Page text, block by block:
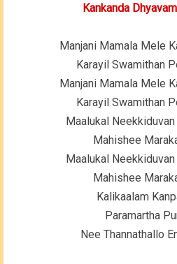
Kankanda
Manjani Mamala Mele
Karayil Swamithan
Manjani Mamala Mele
Karayil Swamithan
Maalukal
Mahishee
Maalukal
Mahishee
Kalikaalam
Paramartha
Nee Thannathallo